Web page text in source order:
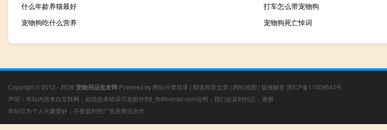
什么年龄养猫最好
打车怎么带宠物狗
宠物狗吃什么营养
宠物狗死亡悼词
Copyright © 2012 - 2026 宠物用品批发网 Powered by 网站分类目录 | 精选推荐文章 | 网站地图 | 疑难解答 浙ICP备11009643号
声明：本站内容来自互联网，如信息有错误可发邮件到f_fb#foxmail.com说明，我们会及时纠正，谢谢
本站仅为个人兴趣爱好，不接盈利性广告及商业合作